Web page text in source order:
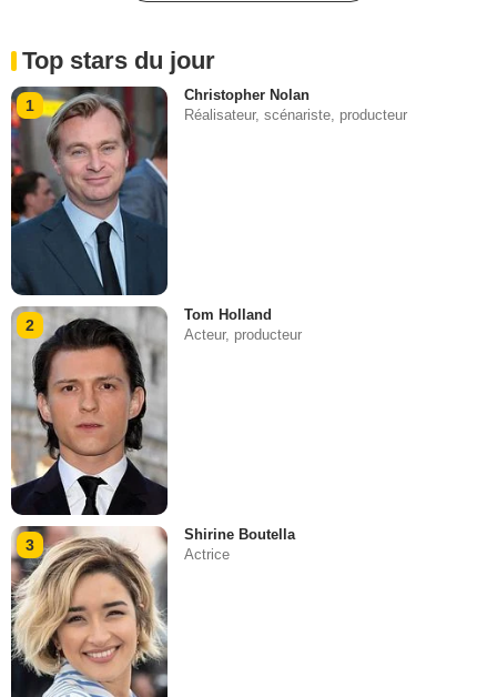
Top stars du jour
1
Christopher Nolan
Réalisateur, scénariste, producteur
2
Tom Holland
Acteur, producteur
3
Shirine Boutella
Actrice